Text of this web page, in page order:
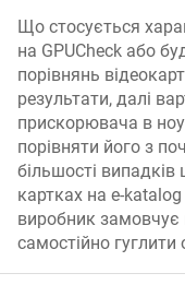
Що стосується
на GPUCheck або
порівнянь
результати, далі
прискорювача в
порівняти його з
більшості
картках на e-
виробник
самостійно гуглити